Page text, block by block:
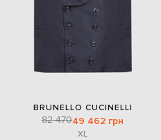
BRUNELLO CUCINELLI
82 47049 462 грн
XL